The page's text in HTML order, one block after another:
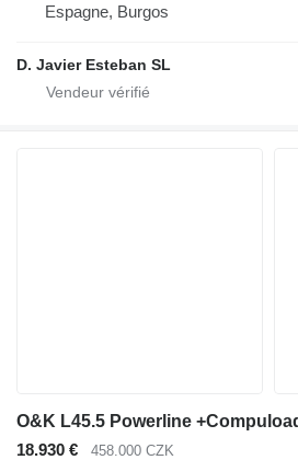
Espagne, Burgos
D. Javier Esteban SL
O&K L45.5 Powerline
18.930 €
458.000 CZK